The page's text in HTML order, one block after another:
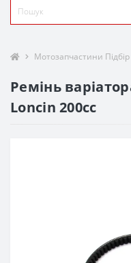
Мотозапчастини
Ремінь
Loncin 200cc